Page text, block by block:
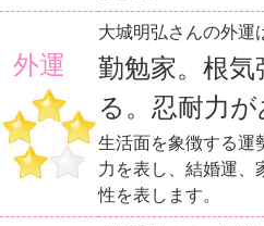
外運
大城明弘さんの外運
勤勉家。根
る。忍耐力が
生活面を象徴する運
力を表し、結婚運、
性を表します。